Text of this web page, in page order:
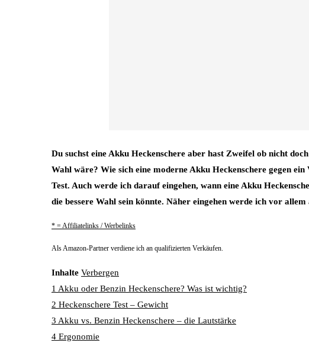
Du suchst eine Akku Heckenschere aber hast Zweifel ob nicht
Wahl wäre? Wie sich eine moderne Akku Heckenschere gegen
Test. Auch werde ich darauf eingehen, wann eine Akku
die bessere Wahl sein könnte. Näher eingehen werde ich vor
* = Affiliatelinks / Werbelinks
Als Amazon-Partner verdiene ich an qualifizierten Verkäufen.
Inhalte Verbergen
1 Akku oder Benzin Heckenschere? Was ist wichtig?
2 Heckenschere Test – Gewicht
3 Akku vs. Benzin Heckenschere – die Lautstärke
4 Ergonomie